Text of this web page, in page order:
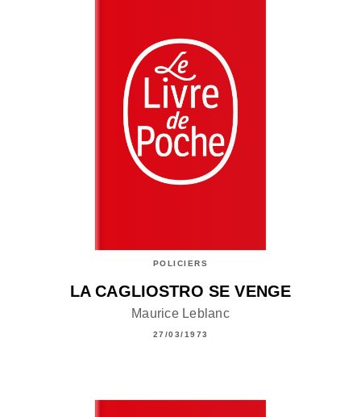
POLICIERS
LA CAGLIOSTRO SE VENGE
Maurice Leblanc
27/03/1973